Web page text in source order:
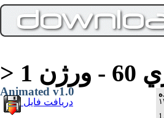
1
Animated v1.0
دریافت فایل